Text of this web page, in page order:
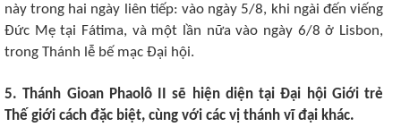
này trong hai ngày liên tiếp: vào ngày 5/8, khi ngài đến viếng
Đức Mẹ tại Fátima, và một lần nữa vào ngày 6/8 ở Lisbon,
trong Thánh lễ bế mạc Đại hội.
5. Thánh Gioan Phaolô II sẽ hiện diện tại Đại hội Giới trẻ
Thế giới cách đặc biệt, cùng với các vị thánh vĩ đại khác.